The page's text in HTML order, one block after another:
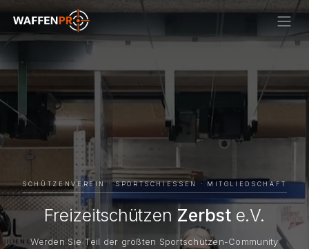
SCHÜTZENVEREIN · SPORTSCHIESSEN · MITGLIEDSCHAFT
Freizeitschützen Zerbste.V.
Werden Sie Teil der größten Sportschützen-Community